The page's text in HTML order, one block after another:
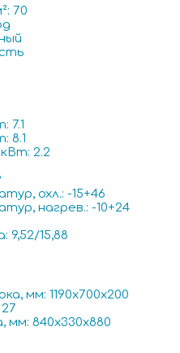
70
7.1
8.1
2.2
охл.: -15+46
нагрев.: -10+24
15,88
мм: 1190x700x200
мм: 840x330x880